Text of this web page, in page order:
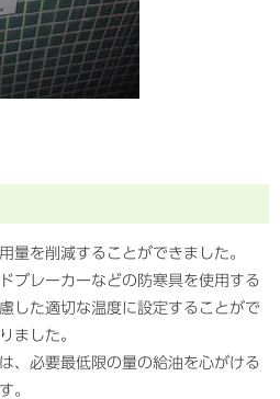
を削減することができました。
ブレーカーなどの防寒具を使用する
した適切な温度に設定することがで
ました。
、必要最低限の量の給油を心がける
。